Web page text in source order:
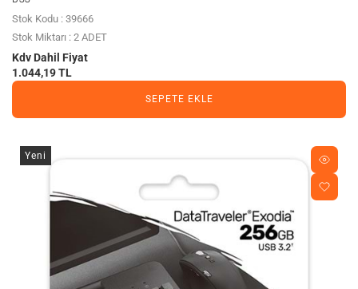
Stok Kodu : 39666
Stok Miktarı : 2 ADET
Kdv Dahil Fiyat
1.044,19 TL
SEPETE EKLE
Yeni